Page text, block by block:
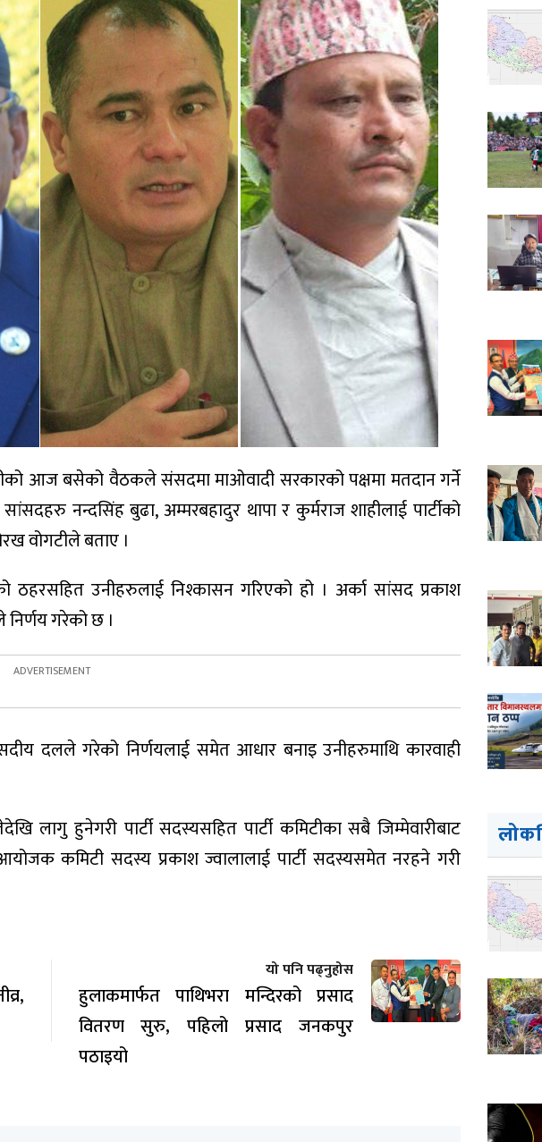
आज बसेको वैठकले संसदमा माओवादी सरकारको पक्षमा मतदान गर्ने
नन्दसिंह बुढा, अम्मरबहादुर थापा र कुर्मराज शाहीलाई पार्टीको
वोगटीले बताए ।
ठहरसहित उनीहरुलाई निश्कासन गरिएको हो । अर्का सांसद प्रकाश
निर्णय गरेको छ ।
दलले गरेको निर्णयलाई समेत आधार बनाइ उनीहरुमाथि कारवाही
लागु हुनेगरी पार्टी सदस्यसहित पार्टी कमिटीका सबै जिम्मेवारीबाट
कमिटी सदस्य प्रकाश ज्वालालाई पार्टी सदस्यसमेत नरहने गरी
यो पनि पढ्नुहोस
हुलाकमार्फत पाथिभरा मन्दिरको प्रसाद
वितरण सुरु, पहिलो प्रसाद जनकपुर
पठाइयो